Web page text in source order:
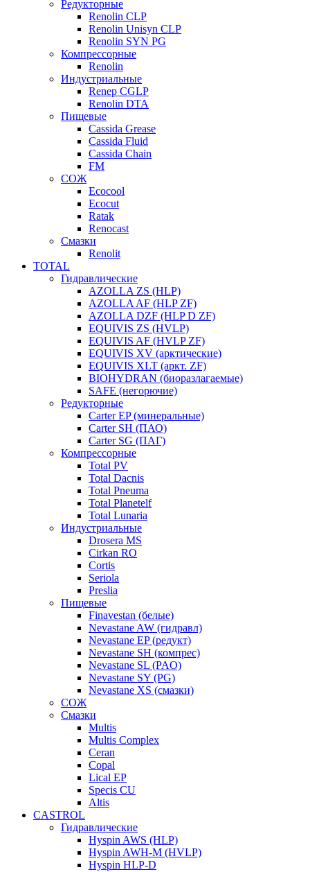
Редукторные
Renolin CLP
Renolin Unisyn CLP
Renolin SYN PG
Компрессорные
Renolin
Индустриальные
Renep CGLP
Renolin DTA
Пищевые
Cassida Grease
Cassida Fluid
Cassida Chain
FM
СОЖ
Ecocool
Ecocut
Ratak
Renocast
Смазки
Renolit
TOTAL
Гидравлические
AZOLLA ZS (HLP)
AZOLLA AF (HLP ZF)
AZOLLA DZF (HLP D ZF)
EQUIVIS ZS (HVLP)
EQUIVIS AF (HVLP ZF)
EQUIVIS XV (арктические)
EQUIVIS XLT (аркт. ZF)
BIOHYDRAN (биоразлагаемые)
SAFE (негорючие)
Редукторные
Carter EP (минеральные)
Carter SH (ПАО)
Carter SG (ПАГ)
Компрессорные
Total PV
Total Dacnis
Total Pneuma
Total Planetelf
Total Lunaria
Индустриальные
Drosera MS
Cirkan RO
Cortis
Seriola
Preslia
Пищевые
Finavestan (белые)
Nevastane AW (гидравл)
Nevastane EP (редукт)
Nevastane SH (компрес)
Nevastane SL (PAO)
Nevastane SY (PG)
Nevastane XS (смазки)
СОЖ
Смазки
Multis
Multis Complex
Ceran
Copal
Lical EP
Specis CU
Altis
CASTROL
Гидравлические
Hyspin AWS (HLP)
Hyspin AWH-M (HVLP)
Hyspin HLP-D